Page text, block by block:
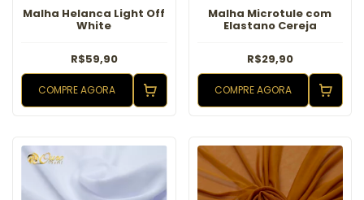
Malha Helanca Light Off
White
R$59,90
COMPRE AGORA
Malha Microtule com
Elastano Cereja
R$29,90
COMPRE AGORA